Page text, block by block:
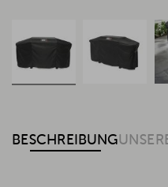
BESCHREIBUNG